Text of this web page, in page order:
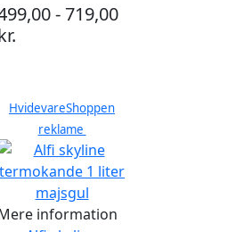
- 719,00
HvidevareShoppen
reklame
information